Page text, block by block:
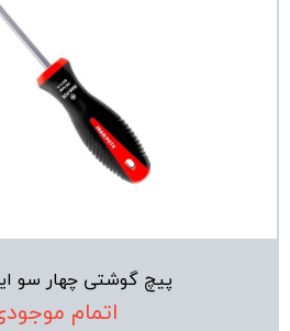
پیچ گوشتی چهار سو
اتمام